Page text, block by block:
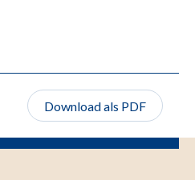
Download als PDF